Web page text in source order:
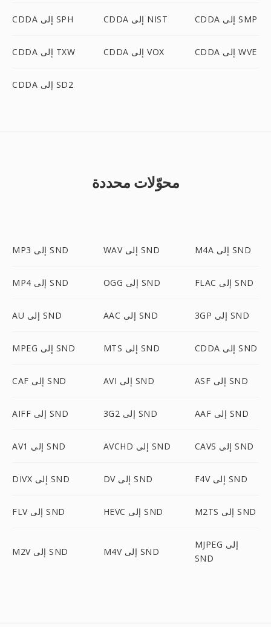
CDDA إلى SPH CDDA إلى NIST CDDA إلى SMP
CDDA إلى TXW CDDA إلى VOX CDDA إلى WVE
CDDA إلى SD2
محوّلات محددة
MP3 إلى SND WAV إلى SND M4A إلى SND
MP4 إلى SND OGG إلى SND FLAC إلى SND
AU إلى SND AAC إلى SND 3GP إلى SND
MPEG إلى SND MTS إلى SND CDDA إلى SND
CAF إلى SND AVI إلى SND ASF إلى SND
AIFF إلى SND 3G2 إلى SND AAF إلى SND
AV1 إلى SND AVCHD إلى SND CAVS إلى SND
DIVX إلى SND DV إلى SND F4V إلى SND
FLV إلى SND HEVC إلى SND M2TS إلى SND
M2V إلى SND M4V إلى SND
MJPEG إلى
SND